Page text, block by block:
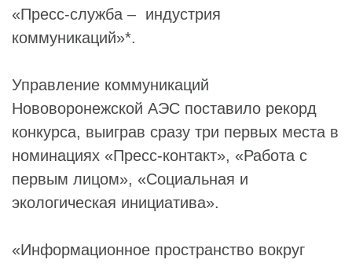
«Пресс-служба – индустрия
коммуникаций»*.
Управление коммуникаций
Нововоронежской АЭС поставило рекорд
конкурса, выиграв сразу три первых места в
номинациях «Пресс-контакт», «Работа с
первым лицом», «Социальная и
экологическая инициатива».
«Информационное пространство вокруг